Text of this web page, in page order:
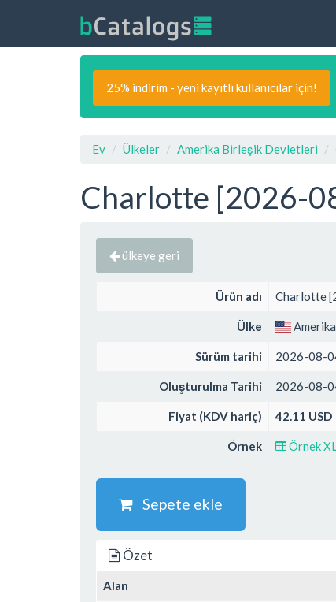
25% indirim - yeni kayıtlı kullanıcılar için!
Ev Ülkeler Amerika Birleşik Devletleri
Charlotte [2026-
ülkeye geri
Ürün adı Charlotte
Ülke
Sürüm tarihi 2026-08-
Oluşturulma Tarihi 2026-08-
Fiyat (KDV hariç) 42.11 USD
Örnek Örnek
Sepete ekle
Özet
Alan